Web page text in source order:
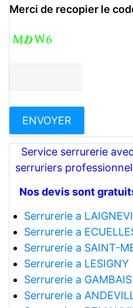
Merci de recopier le
Service serrurerie
serruriers
Nos devis sont
Serrurerie a
Serrurerie a
Serrurerie a SAINT-
Serrurerie a LESIGNY
Serrurerie a GAMBAIS
Serrurerie a